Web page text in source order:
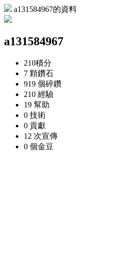
a131584967的資料
a131584967
210積分
7 顆鑽石
919 個碎鑽
210 經驗
19 幫助
0 技術
0 貢獻
12 次宣傳
0 個金豆